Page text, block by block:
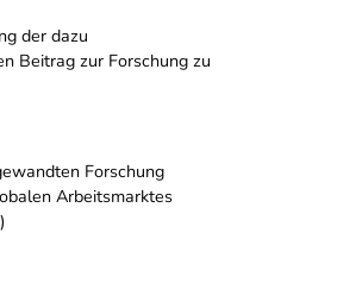
der dazu
Beitrag zur Forschung zu
Forschung
Arbeitsmarktes